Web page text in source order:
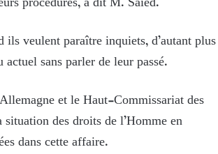
ils veulent paraître inquiets, d’autant plus
sans parler de leur passé.
et le Haut-Commissariat des
des droits de l’Homme en
dans cette affaire.